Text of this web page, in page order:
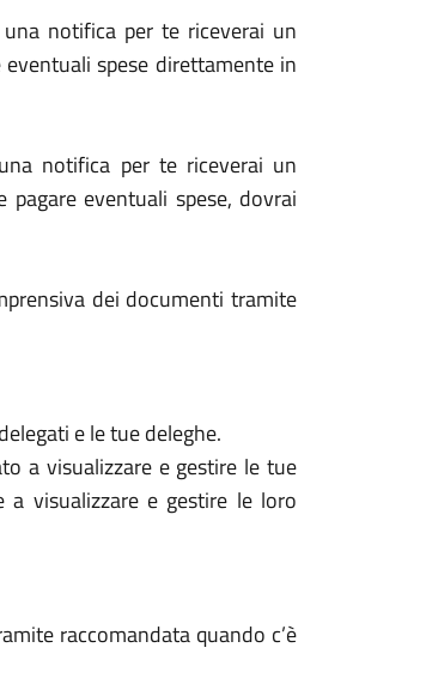
notifica per te riceverai un
spese direttamente in
notifica per te riceverai un
eventuali spese, dovrai
dei documenti tramite
e le tue deleghe.
a visualizzare e gestire le tue
visualizzare e gestire le loro
raccomandata quando c’è